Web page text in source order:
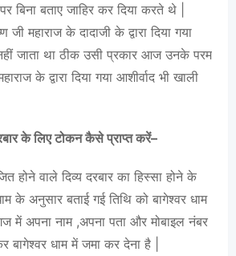
बिना बताए जाहिर कर दिया करते थे |
जी महाराज के दादाजी के द्वारा दिया गया
जाता था ठीक उसी प्रकार आज उनके परम
के द्वारा दिया गया आशीर्वाद भी खाली
के लिए टोकन कैसे प्राप्त करें–
होने वाले दिव्य दरबार का हिस्सा होने के
के अनुसार बताई गई तिथि को बागेश्वर धाम
में अपना नाम ,अपना पता और मोबाइल नंबर
बागेश्वर धाम में जमा कर देना है |